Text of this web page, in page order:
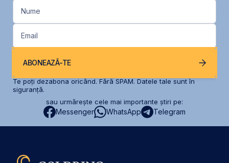
Nume
Email
ABONEAZĂ-TE
Te poți dezabona oricând. Fără SPAM. Datele tale sunt în
siguranță.
sau urmărește cele mai importante știri pe:
Messenger WhatsApp Telegram